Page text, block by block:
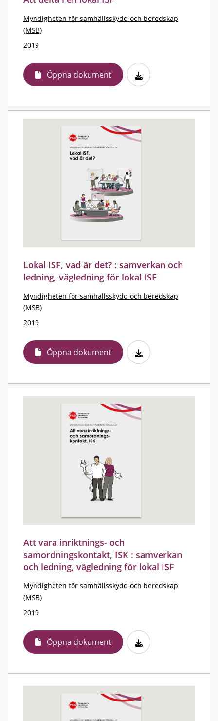
Myndigheten för samhällsskydd och beredskap
(MSB)
2019
Öppna dokument
Lokal ISF, vad är det? : samverkan och
ledning, vägledning för lokal ISF
Myndigheten för samhällsskydd och beredskap
(MSB)
2019
Öppna dokument
Att vara inriktnings- och
samordningskontakt, ISK : samverkan
och ledning, vägledning för lokal ISF
Myndigheten för samhällsskydd och beredskap
(MSB)
2019
Öppna dokument